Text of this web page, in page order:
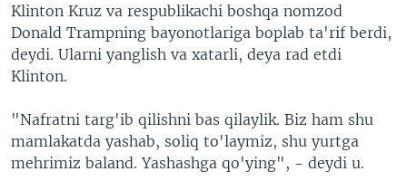
Klinton Kruz va respublikachi boshqa nomzod
Donald Trampning bayonotlariga boplab ta'rif berdi,
deydi. Ularni yanglish va xatarli, deya rad etdi
Klinton.
"Nafratni targ'ib qilishni bas qilaylik. Biz ham shu
mamlakatda yashab, soliq to'laymiz, shu yurtga
mehrimiz baland. Yashashga qo'ying", - deydi u.